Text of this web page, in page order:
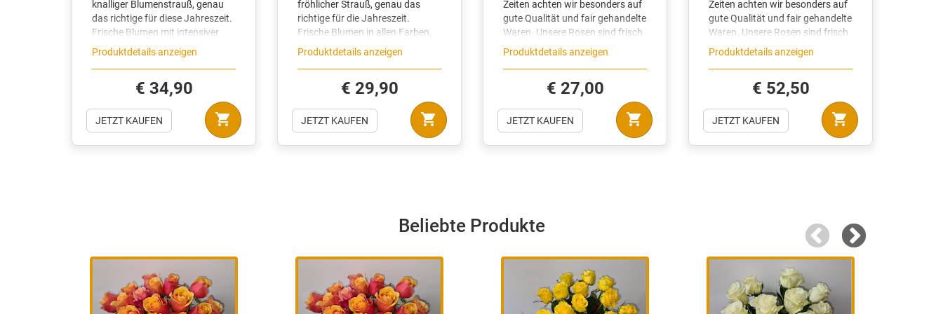
Produktdetails anzeigen
€ 34,90
JETZT KAUFEN shopping_cart
Produktdetails anzeigen
€ 29,90
JETZT KAUFEN shopping_cart
Produktdetails anzeigen
€ 27,00
JETZT KAUFEN shopping_cart
Produktdetails anzeigen
€ 52,50
JETZT KAUFEN shopping_cart
Beliebte Produkte